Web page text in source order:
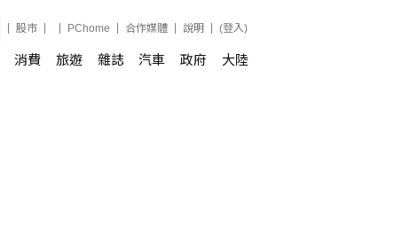
股市 PChome 合作媒體 說明 (登入)
消費 旅遊 雜誌 汽車 政府 大陸